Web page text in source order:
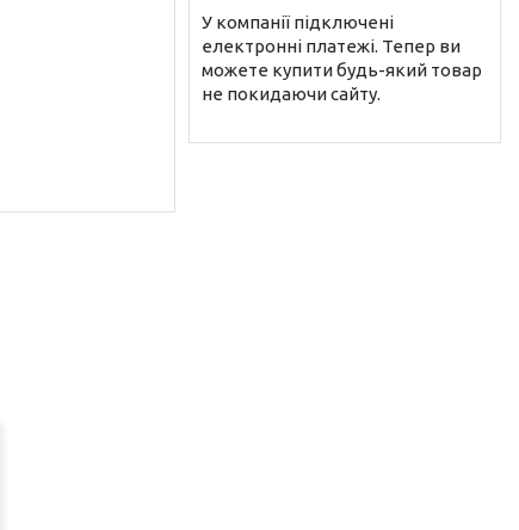
У компанії підключені
електронні платежі. Тепер ви
можете купити будь-який товар
не покидаючи сайту.